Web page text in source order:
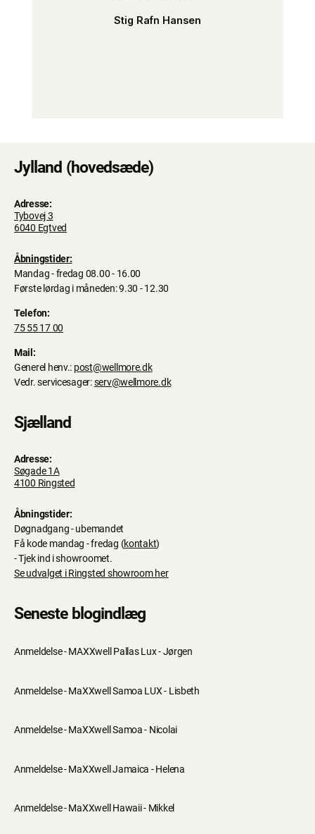
Stig Rafn Hansen
Jylland (hovedsæde)
Adresse:
Tybovej 3
6040 Egtved
Åbningstider:
Mandag - fredag 08.00 - 16.00
Første lørdag i måneden: 9.30 - 12.30
Telefon:
75 55 17 00
Mail:
Generel henv.: post@wellmore.dk
Vedr. servicesager:serv@wellmore.dk
Sjælland
Adresse:
Søgade 1A
4100 Ringsted
Åbningstider:
Døgnadgang - ubemandet
Få kode mandag - fredag (kontakt)
- Tjek ind i showroomet.
Se udvalget i Ringsted showroom her
Seneste blogindlæg
Anmeldelse - MAXXwell Pallas Lux - Jørgen
Anmeldelse - MaXXwell Samoa LUX - Lisbeth
Anmeldelse - MaXXwell Samoa - Nicolai
Anmeldelse - MaXXwell Jamaica - Helena
Anmeldelse - MaXXwell Hawaii - Mikkel